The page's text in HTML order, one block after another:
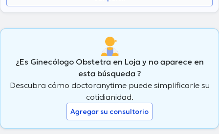
¿Es Ginecólogo Obstetra en Loja y no aparece en
esta búsqueda ?
Descubra cómo doctoranytime puede simplificarle su
cotidianidad.
Agregar su consultorio